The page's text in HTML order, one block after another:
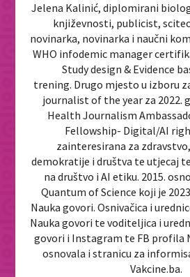
Jelena Kalinić, diplomirani
književnosti, publicist,
novinarka, novinarka i naučni
WHO infodemic manager
Study design & Evidence
trening. Drugo mjesto u izboru
journalist of the year za 2022.
Health Journalism
Fellowship- Digital/AI
zainteresirana za
demokratije i društva te utjecaj
na društvo i AI etiku. 2015.
Quantum of Science koji je
Nauka govori. Osnivačica i
Nauka govori te voditeljica i
govori i Instagram te FB profila
osnovala i stranicu za
Vakcine.ba.